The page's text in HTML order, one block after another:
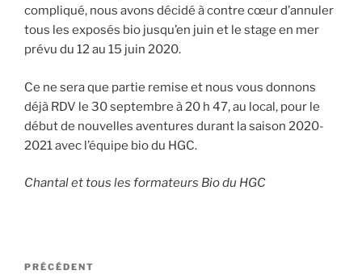
compliqué, nous avons décidé à contre cœur d’annuler
tous les exposés bio jusqu’en juin et le stage en mer
prévu du 12 au 15 juin 2020.
Ce ne sera que partie remise et nous vous donnons
déjà RDV le 30 septembre à 20 h 47, au local, pour le
début de nouvelles aventures durant la saison 2020-
2021 avec l’équipe bio du HGC.
Chantal et tous les formateurs Bio du HGC
Navigation
Article
PRÉCÉDENT